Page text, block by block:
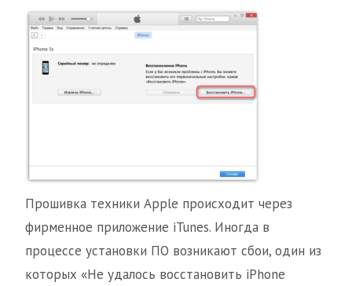
Прошивка техники Apple происходит через
фирменное приложение iTunes. Иногда в
процессе установки ПО возникают сбои, один из
которых «Не удалось восстановить iPhone